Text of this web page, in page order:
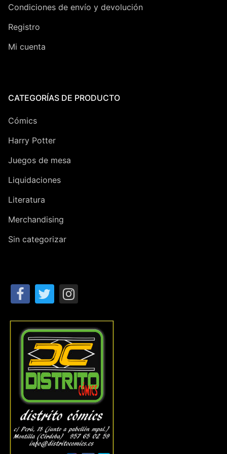
Condiciones de envío y devolución
Registro
Mi cuenta
CATEGORÍAS DE PRODUCTO
Cómics
Harry Potter
Juegos de mesa
Liquidaciones
Literatura
Merchandising
Sin categorizar